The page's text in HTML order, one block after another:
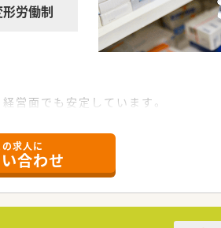
労働制
営面でも安定しています。
ています。
の購入が可能です。
性の方はもちろん、男性の育休取
えるぼしマーク」(最高位である3段
の求人に
合わせ